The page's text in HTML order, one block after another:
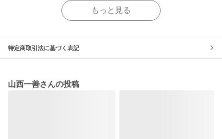
もっと見る
特定商取引法に基づく表記
山西一善さんの投稿